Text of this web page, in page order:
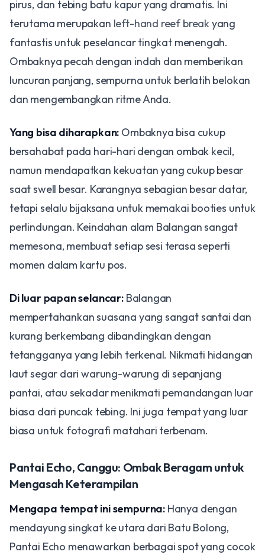
pirus, dan tebing batu kapur yang dramatis. Ini
terutama merupakan left-hand reef breakyang
fantastis untuk peselancar tingkat menengah.
Ombaknya pecah dengan indah dan memberikan
luncuran panjang, sempurna untuk berlatih belokan
dan mengembangkan ritme Anda.
Yang bisa diharapkan: Ombaknya bisa cukup
bersahabat pada hari-hari dengan ombak kecil,
namun mendapatkan kekuatan yang cukup besar
saat swell besar. Karangnya sebagian besar datar,
tetapi selalu bijaksana untuk memakai booties untuk
perlindungan. Keindahan alam Balangan sangat
memesona, membuat setiap sesi terasa seperti
momen dalam kartu pos.
Di luar papan selancar:Balangan
mempertahankan suasana yang sangat santai dan
kurang berkembang dibandingkan dengan
tetangganya yang lebih terkenal. Nikmati hidangan
laut segar dari warung-warung di sepanjang
pantai, atau sekadar menikmati pemandangan luar
biasa dari puncak tebing. Ini juga tempat yang luar
biasa untuk fotografi matahari terbenam.
Pantai Echo, Canggu: Ombak Beragam untuk
Mengasah Keterampilan
Mengapa tempat ini sempurna:Hanya dengan
mendayung singkat ke utara dari Batu Bolong,
Pantai Echo menawarkan berbagai spot yang cocok